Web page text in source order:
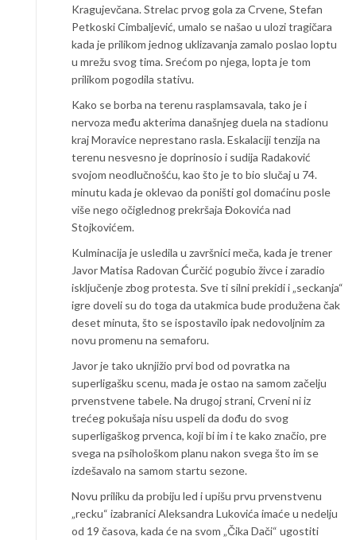
Kragujevčana. Strelac prvog gola za Crvene, Stefan
Petkoski Cimbaljević, umalo se našao u ulozi tragičara
kada je prilikom jednog uklizavanja zamalo poslao loptu
u mrežu svog tima. Srećom po njega, lopta je tom
prilikom pogodila stativu.
Kako se borba na terenu rasplamsavala, tako je i
nervoza među akterima današnjeg duela na stadionu
kraj Moravice neprestano rasla. Eskalaciji tenzija na
terenu nesvesno je doprinosio i sudija Radaković
svojom neodlučnošću, kao što je to bio slučaj u 74.
minutu kada je oklevao da poništi gol domaćinu posle
više nego očiglednog prekršaja Đokovića nad
Stojkovićem.
Kulminacija je usledila u završnici meča, kada je trener
Javor Matisa Radovan Ćurčić pogubio živce i zaradio
isključenje zbog protesta. Sve ti silni prekidi i „seckanja“
igre doveli su do toga da utakmica bude produžena čak
deset minuta, što se ispostavilo ipak nedovoljnim za
novu promenu na semaforu.
Javor je tako uknjižio prvi bod od povratka na
superligašku scenu, mada je ostao na samom začelju
prvenstvene tabele. Na drugoj strani, Crveni ni iz
trećeg pokušaja nisu uspeli da dođu do svog
superligaškog prvenca, koji bi im i te kako značio, pre
svega na psihološkom planu nakon svega što im se
izdešavalo na samom startu sezone.
Novu priliku da probiju led i upišu prvu prvenstvenu
„recku“ izabranici Aleksandra Lukovića imaće u nedelju
od 19 časova, kada će na svom „Čika Dači“ ugostiti